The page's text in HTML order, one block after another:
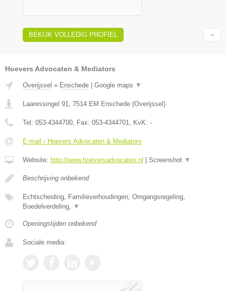
BEKIJK VOLLEDIG PROFIEL
Hoevers Advocaten & Mediators
Overijssel » Enschede | Google maps ▼
Laaressingel 91 7514 EM Enschede (Overijssel)
Tel: 053-4344700 , Fax: 053-4344701 , KvK: -
E-mail › Hoevers Advocaten & Mediators
Website: http://www.hoeversadvocaten.nl | Screenshot ▼
Beschrijving onbekend
Echtscheiding, Familieverhoudingen, Omgangsregeling,
Boedelverdeling,
▼
Openingstijden onbekend
Sociale media: